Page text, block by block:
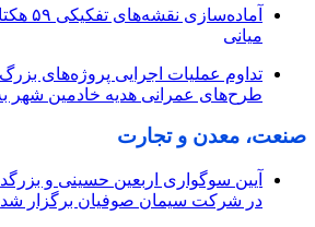
میانی
تداوم عملیات اجرایی پروژه‌های
طرح‌های عمرانی هدیه خادمین شهر
صنعت، معدن و تجارت
آیین سوگواری اربعین حسینی و
در شرکت سیمان صوفیان برگزار شد